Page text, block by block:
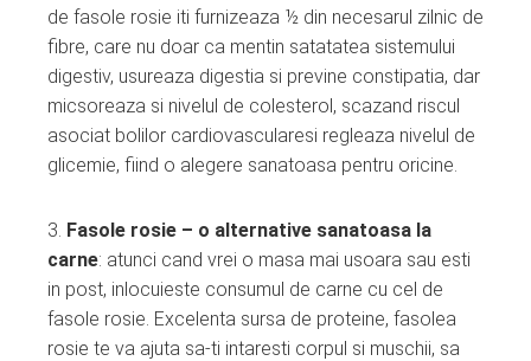
de fasole rosie iti furnizeaza ½ din necesarul zilnic de
fibre, care nu doar ca mentin satatatea sistemului
digestiv, usureaza digestia si previne constipatia, dar
micsoreaza si nivelul de colesterol, scazand riscul
asociat bolilor cardiovascularesi regleaza nivelul de
glicemie, fiind o alegere sanatoasa pentru oricine.
3. Fasole rosie – o alternative sanatoasa la
carne: atunci cand vrei o masa mai usoara sau esti
in post, inlocuieste consumul de carne cu cel de
fasole rosie. Excelenta sursa de proteine, fasolea
rosie te va ajuta sa-ti intaresti corpul si muschii, sa